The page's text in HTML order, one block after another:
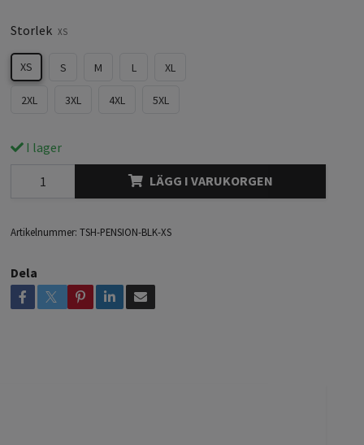
Storlek XS
XS S M L XL
2XL 3XL 4XL 5XL
I lager
LÄGG I VARUKORGEN
Artikelnummer: TSH-PENSION-BLK-XS
Dela